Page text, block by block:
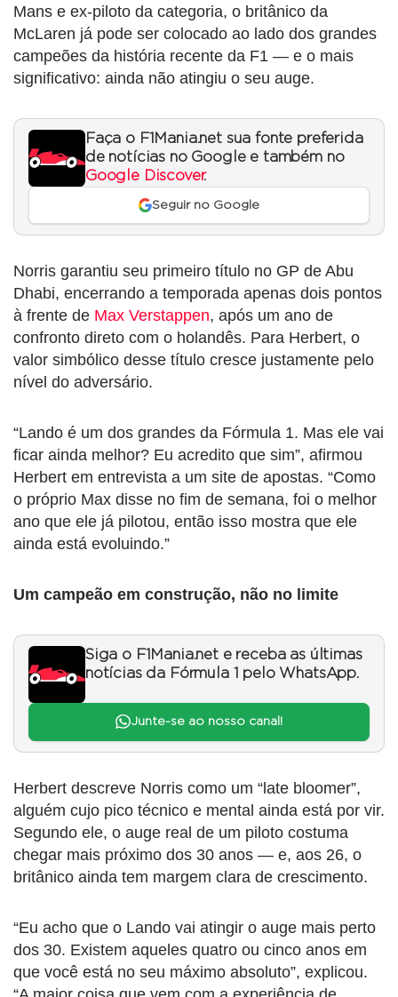
Mans e ex-piloto da categoria, o britânico da
McLaren já pode ser colocado ao lado dos grandes
campeões da história recente da F1 — e o mais
significativo: ainda não atingiu o seu auge.
Faça o F1Mania.net sua fonte preferida
de notícias no Google e também no
Google Discover.
Seguir no Google
Norris garantiu seu primeiro título no GP de Abu
Dhabi, encerrando a temporada apenas dois pontos
à frente de Max Verstappen, após um ano de
confronto direto com o holandês. Para Herbert, o
valor simbólico desse título cresce justamente pelo
nível do adversário.
“Lando é um dos grandes da Fórmula 1. Mas ele vai
ficar ainda melhor? Eu acredito que sim”, afirmou
Herbert em entrevista a um site de apostas. “Como
o próprio Max disse no fim de semana, foi o melhor
ano que ele já pilotou, então isso mostra que ele
ainda está evoluindo.”
Um campeão em construção, não no limite
Siga o F1Mania.net e receba as últimas
notícias da Fórmula 1 pelo WhatsApp.
Junte-se ao nosso canal!
Herbert descreve Norris como um “late bloomer”,
alguém cujo pico técnico e mental ainda está por vir.
Segundo ele, o auge real de um piloto costuma
chegar mais próximo dos 30 anos — e, aos 26, o
britânico ainda tem margem clara de crescimento.
“Eu acho que o Lando vai atingir o auge mais perto
dos 30. Existem aqueles quatro ou cinco anos em
que você está no seu máximo absoluto”, explicou.